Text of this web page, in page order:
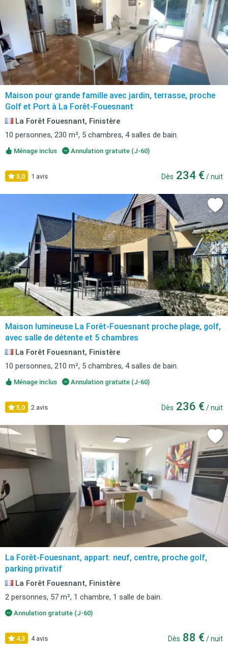
Maison pour grande famille avec jardin, terrasse, proche
Golf et Port à La Forêt-Fouesnant
La Forêt Fouesnant, Finistère
10 personnes, 230 m², 5 chambres, 4 salles de bain.
Ménage inclus Annulation gratuite (J-60)
5,0 1 avis Dès 234 € / nuit
Maison lumineuse La Forêt-Fouesnant proche plage, golf,
avec salle de détente et 5 chambres
La Forêt Fouesnant, Finistère
10 personnes, 210 m², 5 chambres, 4 salles de bain.
Ménage inclus Annulation gratuite (J-60)
5,0 2 avis Dès 236 € / nuit
La Forêt-Fouesnant, appart. neuf, centre, proche golf,
parking privatif
La Forêt Fouesnant, Finistère
2 personnes, 57 m², 1 chambre, 1 salle de bain.
Annulation gratuite (J-60)
4,3 4 avis Dès 88 € / nuit